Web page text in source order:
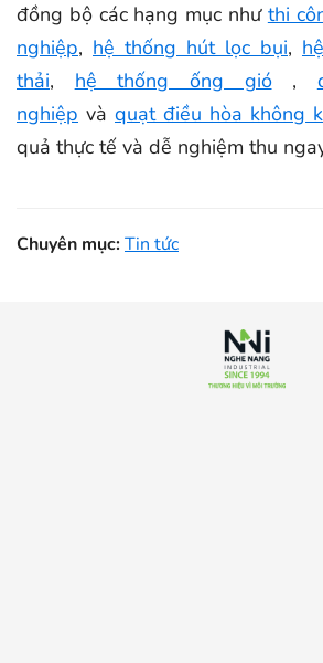
đồng bộ các hạng mục như thi
nghiệp, hệ thống hút lọc bụi,
thải, hệ thống ống gió,
nghiệp và quạt điều hòa không
quả thực tế và dễ nghiệm thu
Chuyên mục:Tin tức